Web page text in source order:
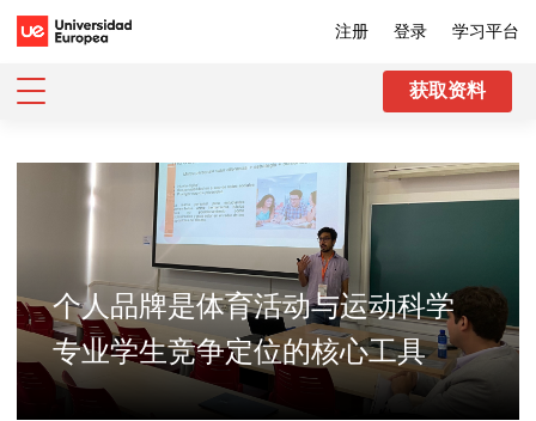
注册 登录 学习平台
获取资料
个人品牌是体育活动与运动科学
专业学生竞争定位的核心工具